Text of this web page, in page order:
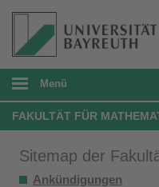
Menü
FAKULTÄT FÜR
Sitemap der
Ankündigungen